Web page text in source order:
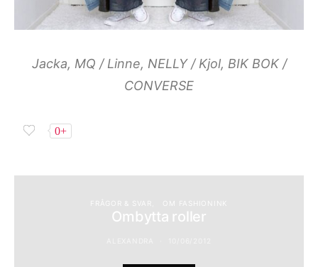
Jacka, MQ / Linne, NELLY / Kjol, BIK BOK /
CONVERSE
0+
FRÅGOR & SVAR OM FASHIONINK
Ombytta roller